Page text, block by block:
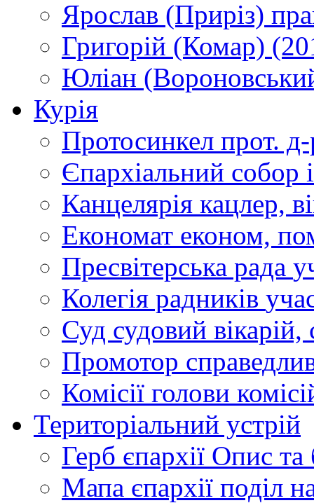
Ярослав (Приріз)
Григорій (Комар)
Юліан
Курія
Протосинкел прот.
Єпархіальний собор
Канцелярія кацлер,
Економат економ,
Пресвітерська рада
Колегія радників
Суд судовий вікарій,
Промотор
Комісії голови
Територіальний устрій
Герб єпархії Опис та
Мапа єпархії поділ